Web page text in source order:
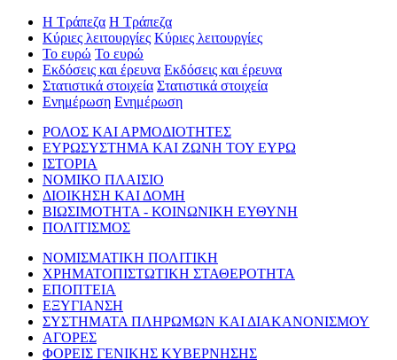
Η Τράπεζα Η Τράπεζα
Κύριες λειτουργίες Κύριες λειτουργίες
Το ευρώ Το ευρώ
Εκδόσεις και έρευνα Εκδόσεις και έρευνα
Στατιστικά στοιχεία Στατιστικά στοιχεία
Ενημέρωση Ενημέρωση
ΡΟΛΟΣ ΚΑΙ ΑΡΜΟΔΙΟΤΗΤΕΣ
ΕΥΡΩΣΥΣΤΗΜΑ ΚΑΙ ΖΩΝΗ ΤΟΥ ΕΥΡΩ
ΙΣΤΟΡΙΑ
ΝΟΜΙΚΟ ΠΛΑΙΣΙΟ
ΔΙΟΙΚΗΣΗ ΚΑΙ ΔΟΜΗ
ΒΙΩΣΙΜΟΤΗΤΑ - ΚΟΙΝΩΝΙΚΗ ΕΥΘΥΝΗ
ΠΟΛΙΤΙΣΜΟΣ
ΝΟΜΙΣΜΑΤΙΚΗ ΠΟΛΙΤΙΚΗ
ΧΡΗΜΑΤΟΠΙΣΤΩΤΙΚΗ ΣΤΑΘΕΡΟΤΗΤΑ
ΕΠΟΠΤΕΙΑ
ΕΞΥΓΙΑΝΣΗ
ΣΥΣΤΗΜΑΤΑ ΠΛΗΡΩΜΩΝ ΚΑΙ ΔΙΑΚΑΝΟΝΙΣΜΟΥ
ΑΓΟΡΕΣ
ΦΟΡΕΙΣ ΓΕΝΙΚΗΣ ΚΥΒΕΡΝΗΣΗΣ